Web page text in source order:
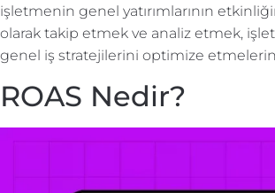
işletmenin genel yatırımlarının
olarak takip etmek ve analiz etmek,
genel iş stratejilerini optimize
ROAS Nedir?